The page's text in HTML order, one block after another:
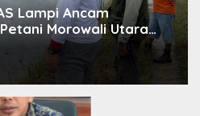
Lampi Ancam
Morowali Utara
Prof Hanief Ghafur:
Ketua Umum PBNU